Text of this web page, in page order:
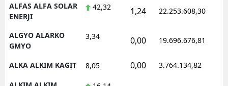
Zonguldak
Aksaray
ALFAS ALFA SOLAR
ENERJI
42,32 1,24 22.253.608,30
ALGYO ALARKO
GMYO
3,34 0,00 19.696.676,81
ALKA ALKIM KAGIT 8,05 0,00 3.764.134,82